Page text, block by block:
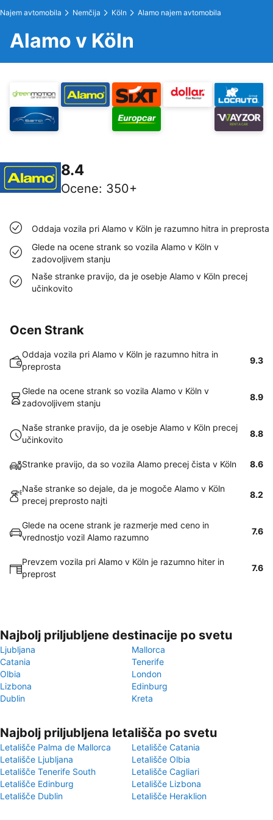
Najem avtomobila Nemčija Köln Alamo najem avtomobila
Alamo v Köln
8.4
Ocene: 350+
Oddaja vozila pri Alamo v Köln je razumno hitra in preprosta
Glede na ocene strank so vozila Alamo v Köln v
zadovoljivem stanju
Naše stranke pravijo, da je osebje Alamo v Köln precej
učinkovito
Ocen Strank
Oddaja vozila pri Alamo v Köln je razumno hitra in
preprosta
9.3
Glede na ocene strank so vozila Alamo v Köln v
zadovoljivem stanju
8.9
Naše stranke pravijo, da je osebje Alamo v Köln precej
učinkovito
8.8
Stranke pravijo, da so vozila Alamo precej čista v Köln 8.6
Naše stranke so dejale, da je mogoče Alamo v Köln
precej preprosto najti
8.2
Glede na ocene strank je razmerje med ceno in
vrednostjo vozil Alamo razumno
7.6
Prevzem vozila pri Alamo v Köln je razumno hiter in
preprost
7.6
Najbolj priljubljene destinacije po svetu
Ljubljana
Mallorca
Catania
Tenerife
Olbia
London
Lizbona
Edinburg
Dublin
Kreta
Najbolj priljubljena letališča po svetu
Letališče Palma de Mallorca
Letališče Catania
Letališče Ljubljana
Letališče Olbia
Letališče Tenerife South
Letališče Cagliari
Letališče Edinburg
Letališče Lizbona
Letališče Dublin
Letališče Heraklion